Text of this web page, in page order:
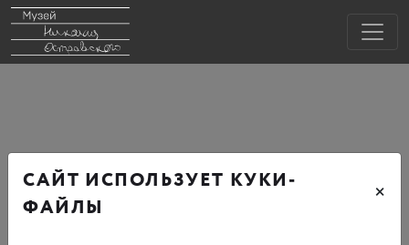
САЙТ ИСПОЛЬЗУЕТ КУКИ-
ФАЙЛЫ
×